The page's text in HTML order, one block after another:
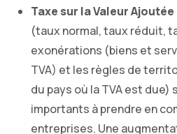
Taxe sur la Valeur Ajoutée
(taux normal, taux réduit,
exonérations (biens et
TVA) et les règles de
du pays où la TVA est
importants à prendre en
entreprises. Une